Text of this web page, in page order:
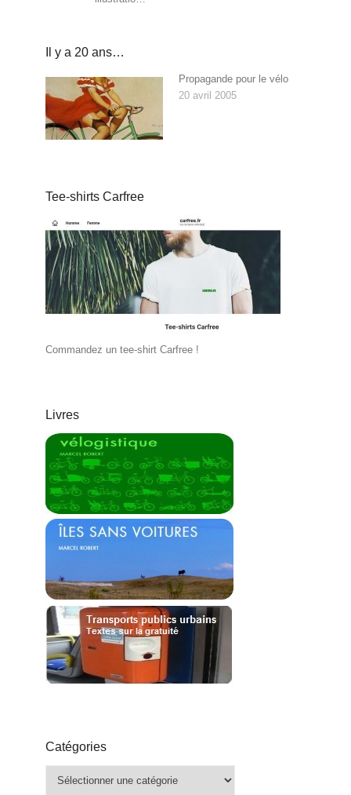
Il y a 20 ans…
Propagande pour le vélo
20 avril 2005
Tee-shirts Carfree
Commandez un tee-shirt Carfree !
Livres
Catégories
Catégories